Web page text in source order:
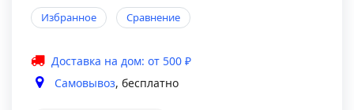
Избранное Сравнение
Доставка на дом: от 500 ₽
Самовывоз, бесплатно